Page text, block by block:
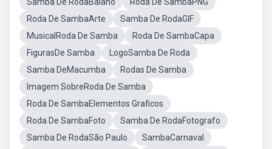
Roda De SambaArte
Samba De RodaGIF
MusicalRoda De Samba
Roda De SambaCapa
FigurasDe Samba
LogoSamba De Roda
Samba DeMacumba
Rodas De Samba
Imagem SobreRoda De Samba
Roda De SambaElementos Graficos
Roda De SambaFoto
Samba De RodaFotografo
Samba De RodaSão Paulo
SambaCarnaval